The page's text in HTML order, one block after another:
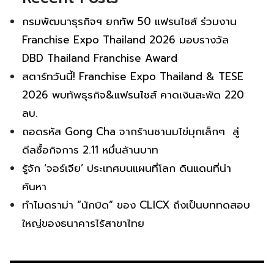
กรมพัฒนาธุรกิจฯ ยกทัพ 50 แฟรนไชส์ ร่วมงาน
Franchise Expo Thailand 2026 มอบรางวัล
DBD Thailand Franchise Award
สตาร์ทวันนี้! Franchise Expo Thailand & TESE
2026 พบทัพธุรกิจ&แฟรนไชส์ คาดเงินสะพัด 220
ลบ.
ถอดรหัส Gong Cha จากร้านชานมไข่มุกเล็กๆ สู่
ดีลซื้อกิจการ 2.11 หมื่นล้านบาท
รู้จัก ‘จอร์เจีย’ ประเทศบนแผนที่โลก ดินแดนที่น่า
ค้นหา
ทำไมดราม่า “นักบิด” ของ CLICX ถึงเป็นบททดสอบ
ใหญ่ของธนาคารไร้สาขาไทย